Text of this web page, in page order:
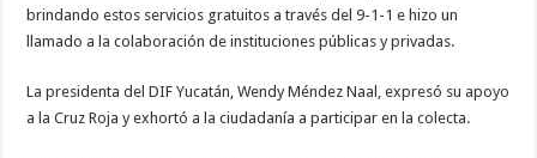
brindando estos servicios gratuitos a través del 9-1-1 e hizo un
llamado a la colaboración de instituciones públicas y privadas.
La presidenta del DIF Yucatán, Wendy Méndez Naal, expresó su apoyo
a la Cruz Roja y exhortó a la ciudadanía a participar en la colecta.